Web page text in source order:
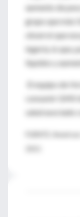
aumento de
grupo que más
observó que
ingería, lo que,
líquidos y
El equipo de
consumir GMS
salud asociado